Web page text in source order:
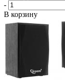
-
В корзину